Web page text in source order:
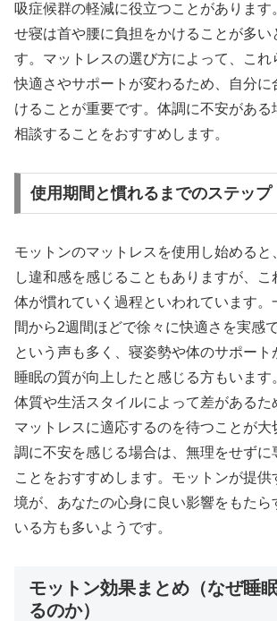
吸症候群の軽減に役立つことがあります
せ寝は首や腰に負担をかけることが多い
す。マットレスの選び方によって、これ
快適さやサポートが変わるため、自分に
けることが重要です。体調に不安がある
相談することをおすすめします。
使用期間と慣れるまでのステップ
モットンのマットレスを使用し始めると
し違和感を感じることもありますが、こ
体が慣れていく過程といわれています。
間から2週間ほどで徐々に快適さを実感
という声も多く、寝姿勢や体のサポート
睡眠の質が向上したと感じる方もいま
体質や生活スタイルによって差があるた
マットレスに適応するのを待つことが大
調に不安を感じる場合は、無理をせずに
ことをおすすめします。モットンが提供
境が、あなたの心身に良い影響をもたら
いる方も多いようです。
モットン効果まとめ（なぜ睡
るのか）